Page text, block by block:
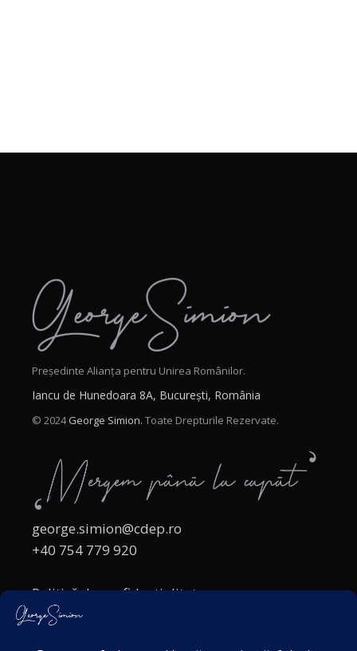
Președinte Alianța pentru Unirea Românilor.
Iancu de Hunedoara 8A, București, România
© 2024George Simion. Toate Drepturile Rezervate.
george.simion@cdep.ro
+40 754 779 920
Politică de confidențialitate
Politica cookies